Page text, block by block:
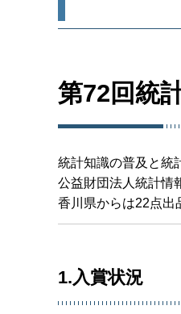
第72回統
統計知識の普及と統
公益財団法人統計情
香川県からは22点出
1.入賞状況